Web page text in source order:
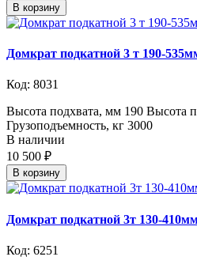
В корзину
Домкрат подкатной 3 т 190-
Код: 8031
Высота подхвата, мм 190 Высота
Грузоподъемность, кг 3000
В наличии
10 500 ₽
В корзину
Домкрат подкатной 3т 130-
Код: 6251